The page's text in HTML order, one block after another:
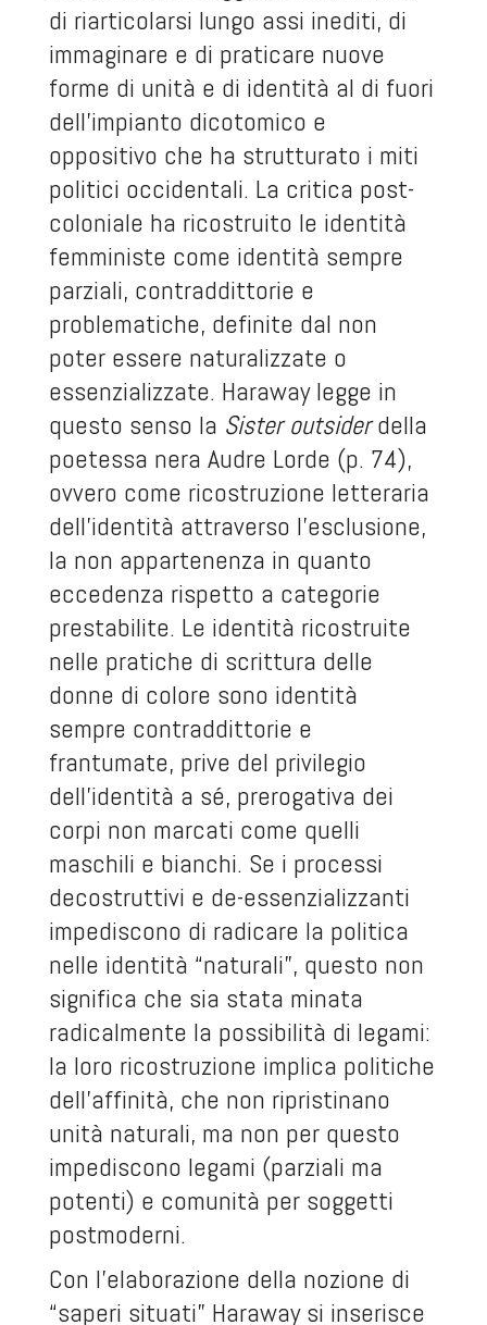
di riarticolarsi lungo assi inediti, di
immaginare e di praticare nuove
forme di unità e di identità al di fuori
dell’impianto dicotomico e
oppositivo che ha strutturato i miti
politici occidentali. La critica post-
coloniale ha ricostruito le identità
femministe come identità sempre
parziali, contraddittorie e
problematiche, definite dal non
poter essere naturalizzate o
essenzializzate. Haraway legge in
questo senso la Sister outsiderdella
poetessa nera Audre Lorde (p. 74),
ovvero come ricostruzione letteraria
dell’identità attraverso l’esclusione,
la non appartenenza in quanto
eccedenza rispetto a categorie
prestabilite. Le identità ricostruite
nelle pratiche di scrittura delle
donne di colore sono identità
sempre contraddittorie e
frantumate, prive del privilegio
dell’identità a sé, prerogativa dei
corpi non marcati come quelli
maschili e bianchi. Se i processi
decostruttivi e de-essenzializzanti
impediscono di radicare la politica
nelle identità “naturali”, questo non
significa che sia stata minata
radicalmente la possibilità di legami:
la loro ricostruzione implica politiche
dell’affinità, che non ripristinano
unità naturali, ma non per questo
impediscono legami (parziali ma
potenti) e comunità per soggetti
postmoderni.
Con l’elaborazione della nozione di
“saperi situati” Haraway si inserisce